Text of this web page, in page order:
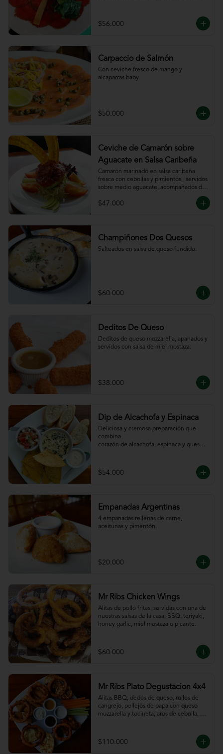
$56.000
Carpaccio de Salmón
Con ceviche fresco de mango y
alcaparras baby.
$50.000
Ceviche de Camarón sobre
Aguacate en Salsa Caribeña
Camarón marinado en salsa caribeña
fresca con cebollas y pimientos,  servidos
sobre medio aguacate, acompañados de
$47.000
Champiñones Dos Quesos
Salteados en salsa de queso fundido.
$60.000
Deditos De Queso
Deditos de queso mozzarella, apanados y
servidos con salsa de miel mostaza.
$38.000
Dip de Alcachofa y Espinaca
Deliciosa y cremosa preparación que
combina
corazón de alcachofa, espinaca y queso,
pan
de la casa
$54.000
Empanadas Argentinas
4 empanadas rellenas de carne,
aceitunas y pimentón.
$20.000
Mr Ribs Chicken Wings
Alitas de pollo fritas, servidas con una de
nuestras salsas de la casa: BBQ, teriyaki,
honey garlic, miel mostaza o picante.
$60.000
Mr Ribs Plato Degustacion 4x4
Alitas BBQ, dedos de queso, rollos de
cangrejo, pellejos de papa con queso
mozzarella y tocineta, aros de cebolla,
$110.000